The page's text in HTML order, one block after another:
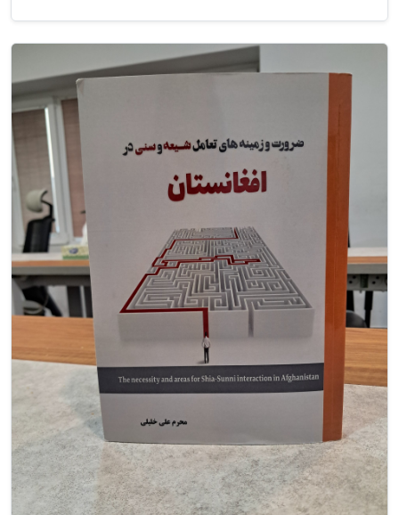
دستمال
کاغذی»؛
واکاوی
شکست
سیاستی
پیامدهای
نگاه
غیرسیستمی